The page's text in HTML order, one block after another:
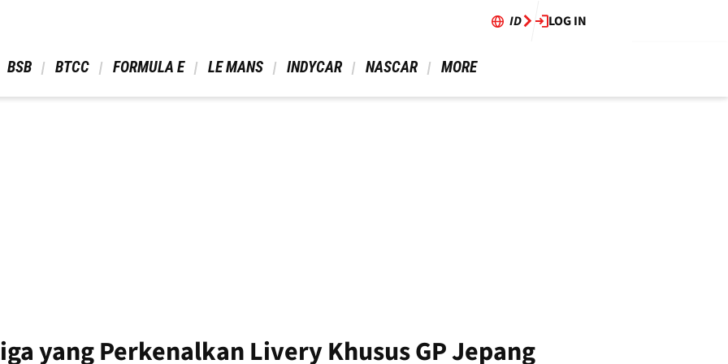
ID LOG IN
BSB BTCC FORMULA E LE MANS INDYCAR NASCAR MORE
yang Perkenalkan Livery Khusus GP Jepang